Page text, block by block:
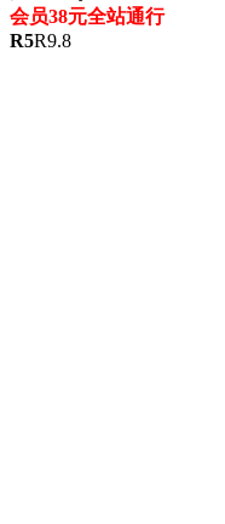
会员38元全站通行
R5R9.8